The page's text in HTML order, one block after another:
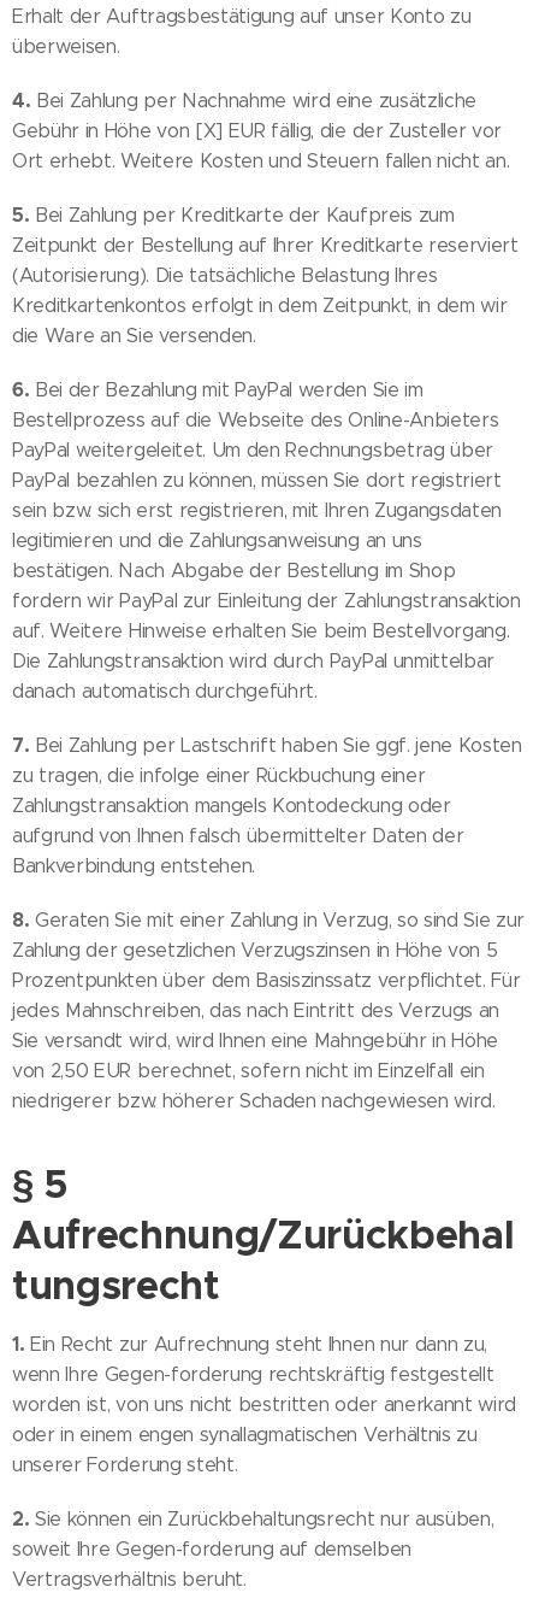
Erhalt der Auftragsbestätigung auf unser Konto zu
überweisen.
4. Bei Zahlung per Nachnahme wird eine zusätzliche
Gebühr in Höhe von [X] EUR fällig, die der Zusteller vor
Ort erhebt. Weitere Kosten und Steuern fallen nicht an.
5. Bei Zahlung per Kreditkarte der Kaufpreis zum
Zeitpunkt der Bestellung auf Ihrer Kreditkarte reserviert
(Autorisierung). Die tatsächliche Belastung Ihres
Kreditkartenkontos erfolgt in dem Zeitpunkt, in dem wir
die Ware an Sie versenden.
6. Bei der Bezahlung mit PayPal werden Sie im
Bestellprozess auf die Webseite des Online-Anbieters
PayPal weitergeleitet. Um den Rechnungsbetrag über
PayPal bezahlen zu können, müssen Sie dort registriert
sein bzw. sich erst registrieren, mit Ihren Zugangsdaten
legitimieren und die Zahlungsanweisung an uns
bestätigen. Nach Abgabe der Bestellung im Shop
fordern wir PayPal zur Einleitung der Zahlungstransaktion
auf. Weitere Hinweise erhalten Sie beim Bestellvorgang.
Die Zahlungstransaktion wird durch PayPal unmittelbar
danach automatisch durchgeführt.
7. Bei Zahlung per Lastschrift haben Sie ggf. jene Kosten
zu tragen, die infolge einer Rückbuchung einer
Zahlungstransaktion mangels Kontodeckung oder
aufgrund von Ihnen falsch übermittelter Daten der
Bankverbindung entstehen.
8. Geraten Sie mit einer Zahlung in Verzug, so sind Sie zur
Zahlung der gesetzlichen Verzugszinsen in Höhe von 5
Prozentpunkten über dem Basiszinssatz verpflichtet. Für
jedes Mahnschreiben, das nach Eintritt des Verzugs an
Sie versandt wird, wird Ihnen eine Mahngebühr in Höhe
von 2,50 EUR berechnet, sofern nicht im Einzelfall ein
niedrigerer bzw. höherer Schaden nachgewiesen wird.
§ 5
Aufrechnung/Zurückbehal
tungsrecht
1. Ein Recht zur Aufrechnung steht Ihnen nur dann zu,
wenn Ihre Gegen-forderung rechtskräftig festgestellt
worden ist, von uns nicht bestritten oder anerkannt wird
oder in einem engen synallagmatischen Verhältnis zu
unserer Forderung steht.
2. Sie können ein Zurückbehaltungsrecht nur ausüben,
soweit Ihre Gegen-forderung auf demselben
Vertragsverhältnis beruht.